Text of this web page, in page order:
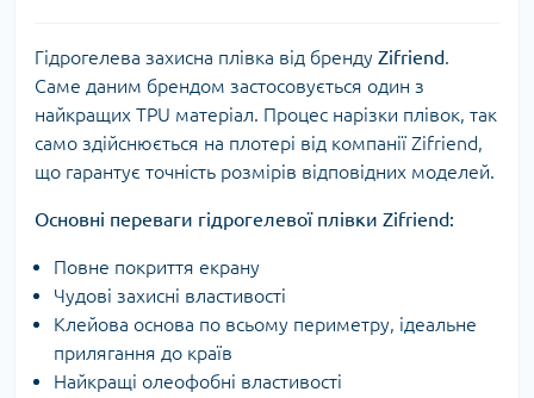
Гідрогелева захисна плівка від бренду Zifriend.
Саме даним брендом застосовується один з
найкращих TPU матеріал. Процес нарізки плівок, так
само здійснюється на плотері від компанії Zifriend,
що гарантує точність розмірів відповідних моделей.
Основні переваги гідрогелевої плівки Zifriend:
Повне покриття екрану
Чудові захисні властивості
Клейова основа по всьому периметру, ідеальне
прилягання до країв
Найкращі олеофобні властивості